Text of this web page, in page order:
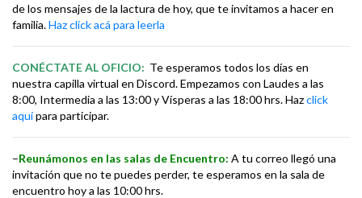
de los mensajes de la lactura de hoy, que te invitamos a hacer en
familia.Haz click acá para leerla
CONÉCTATE AL OFICIO: Te esperamos todos los días en
nuestra capilla virtual en Discord. Empezamos con Laudes a las
8:00, Intermedia a las 13:00 y Vísperas a las 18:00 hrs. Hazclick
aquípara participar.
–Reunámonos en las salas de Encuentro: A tu correo llegó una
invitación que no te puedes perder, te esperamos en la sala de
encuentro hoy a las 10:00 hrs.